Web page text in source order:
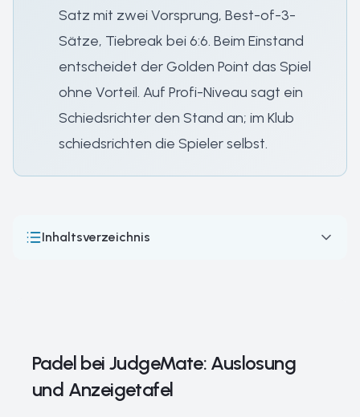
Satz mit zwei Vorsprung, Best-of-3-
Sätze, Tiebreak bei 6:6. Beim Einstand
entscheidet der Golden Point das Spiel
ohne Vorteil. Auf Profi-Niveau sagt ein
Schiedsrichter den Stand an; im Klub
schiedsrichten die Spieler selbst.
Inhaltsverzeichnis
Wichtige Padel-Wettkämpfe
Padel bei JudgeMate: Auslosung
und Anzeigetafel